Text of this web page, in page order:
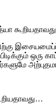
ஒரு